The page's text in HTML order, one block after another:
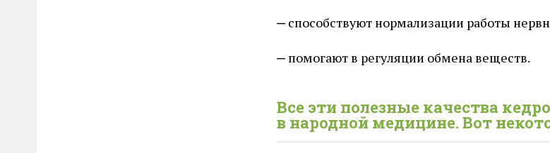
способствуют нормализации работы
помогают в регуляции обмена веществ.
Все эти полезные качества
в народной медицине. Вот